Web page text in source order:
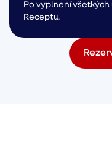
Po vyplnení
Receptu.